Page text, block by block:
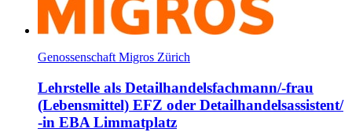
Genossenschaft Migros Zürich
Lehrstelle als Detailhandels­fachmann/​-frau
(Lebensmittel) EFZ oder Detailhandels­assistent/​
-in EBA Limmatplatz